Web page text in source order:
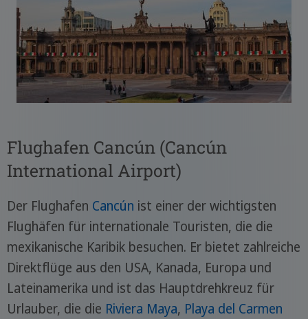
Flughafen Cancún (Cancún
International Airport)
Der Flughafen Cancún ist einer der wichtigsten
Flughäfen für internationale Touristen, die die
mexikanische Karibik besuchen. Er bietet zahlreiche
Direktflüge aus den USA, Kanada, Europa und
Lateinamerika und ist das Hauptdrehkreuz für
Urlauber, die die Riviera Maya, Playa del Carmen